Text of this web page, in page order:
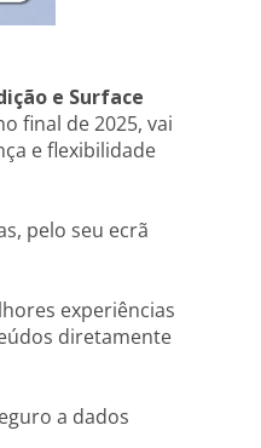
e Surface
final de 2025, vai
e flexibilidade
pelo seu ecrã
experiências
diretamente
a dados